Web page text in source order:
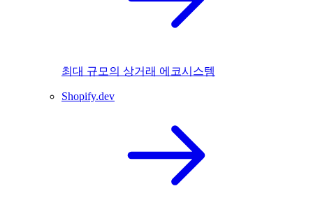
최대 규모의 상거래 에코시스템
Shopify.dev